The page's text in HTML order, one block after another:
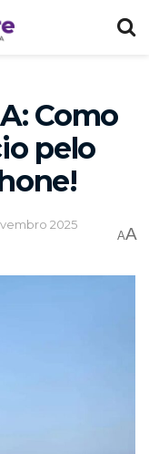
Como
pelo
2025
AA